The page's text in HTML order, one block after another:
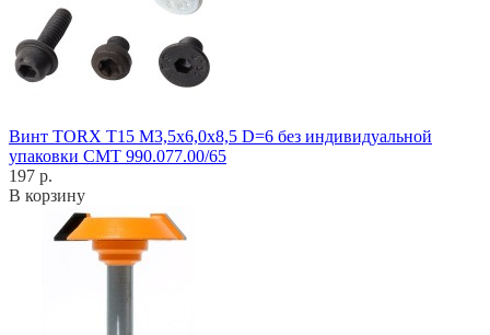
Винт TORX T15 M3,5x6,0x8,5 D=6 без индивидуальной
упаковки CMT 990.077.00/65
197 р.
В корзину